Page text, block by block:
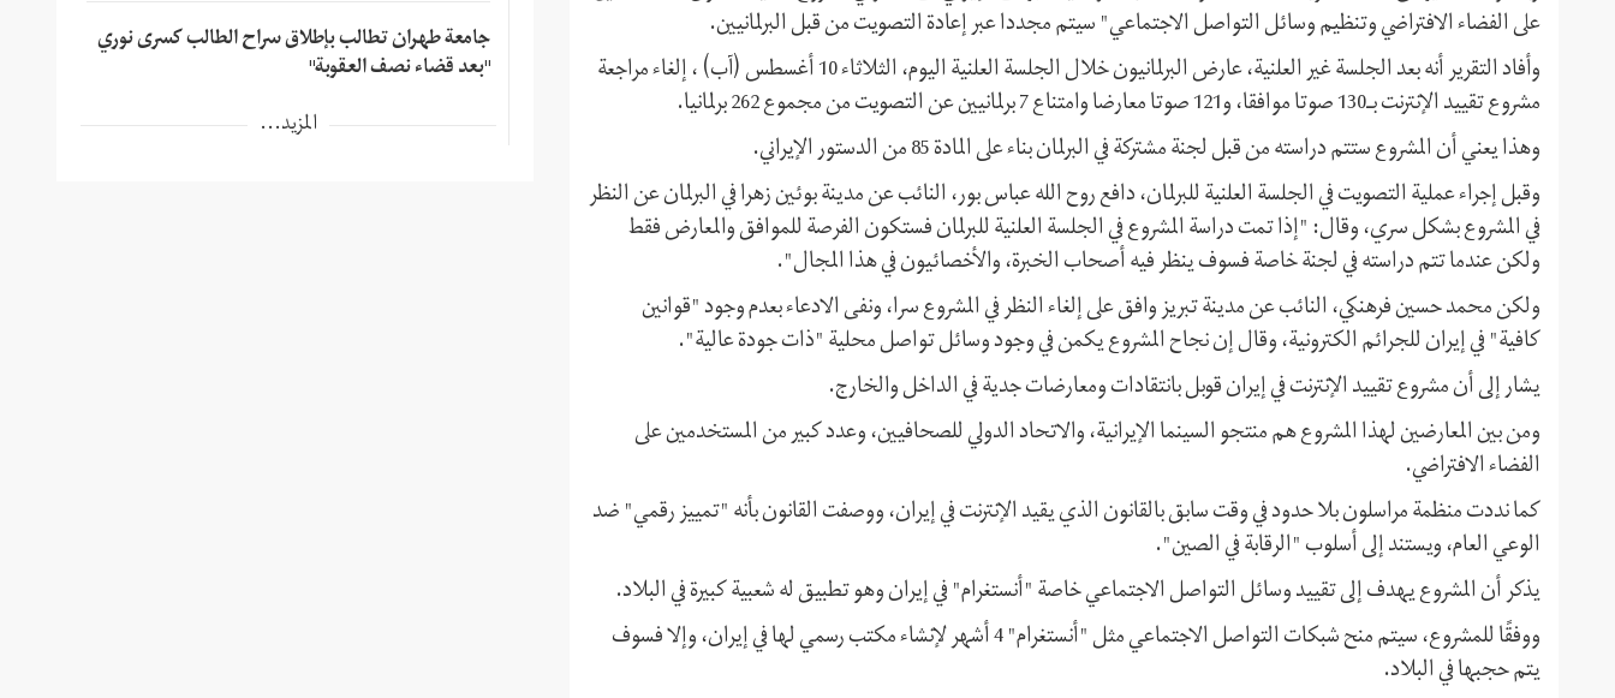
على الفضاء الافتراضي وتنظيم وسائل التواصل الاجتماعي" سيتم مجددا عبر إعادة التصويت من قبل البرلمانيين.
وأفاد التقرير أنه بعد الجلسة غير العلنية، عارض البرلمانيون خلال الجلسة العلنية اليوم، الثلاثاء 10 أغسطس (آب) ، إلغاء مراجعة
مشروع تقييد الإنترنت بـ130 صوتا موافقا، و121 صوتا معارضا وامتناع 7 برلمانيين عن التصويت من مجموع 262 برلمانيا.
وهذا يعني أن المشروع ستتم دراسته من قبل لجنة مشتركة في البرلمان بناء على المادة 85 من الدستور الإيراني.
وقبل إجراء عملية التصويت في الجلسة العلنية للبرلمان، دافع روح الله عباس بور، النائب عن مدينة بوئين زهرا في البرلمان عن النظر
في المشروع بشكل سري، وقال: "إذا تمت دراسة المشروع في الجلسة العلنية للبرلمان فستكون الفرصة للموافق والمعارض فقط
ولكن عندما تتم دراسته في لجنة خاصة فسوف ينظر فيه أصحاب الخبرة، والأخصائيون في هذا المجال".
ولكن محمد حسين فرهنكي، النائب عن مدينة تبريز وافق على إلغاء النظر في المشروع سرا، ونفى الادعاء بعدم وجود "قوانين
كافية" في إيران للجرائم الكترونية، وقال إن نجاح المشروع يكمن في وجود وسائل تواصل محلية "ذات جودة عالية".
يشار إلى أن مشروع تقييد الإنترنت في إيران قوبل بانتقادات ومعارضات جدية في الداخل والخارج.
ومن بين المعارضين لهذا المشروع هم منتجو السينما الإيرانية، والاتحاد الدولي للصحافيين، وعدد كبير من المستخدمين على
الفضاء الافتراضي.
كما نددت منظمة مراسلون بلا حدود في وقت سابق بالقانون الذي يقيد الإنترنت في إيران، ووصفت القانون بأنه "تمييز رقمي" ضد
الوعي العام، ويستند إلى أسلوب "الرقابة في الصين".
يذكر أن المشروع يهدف إلى تقييد وسائل التواصل الاجتماعي خاصة "أنستغرام" في إيران وهو تطبيق له شعبية كبيرة في البلاد.
ووفقًا للمشروع، سيتم منح شبكات التواصل الاجتماعي مثل "أنستغرام" 4 أشهر لإنشاء مكتب رسمي لها في إيران، وإلا فسوف
يتم حجبها في البلاد.
جامعة طهران تطالب بإطلاق سراح الطالب كسرى نوري
"بعد قضاء نصف العقوبة"
المزيد...